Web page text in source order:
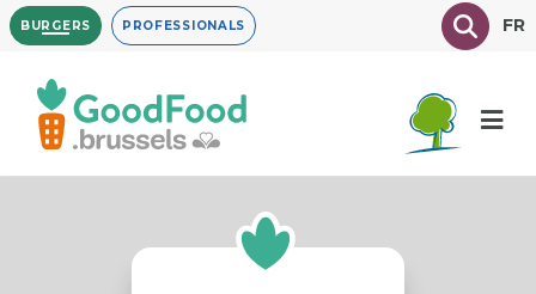
Overslaan
en
inhoud
gaan
BURGERS PROFESSIONALS TexteFR